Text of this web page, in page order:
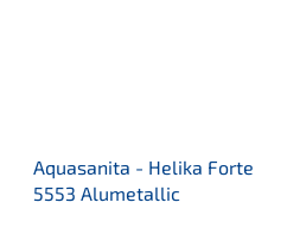
Aquasanita - Helika Forte
5553 Alumetallic